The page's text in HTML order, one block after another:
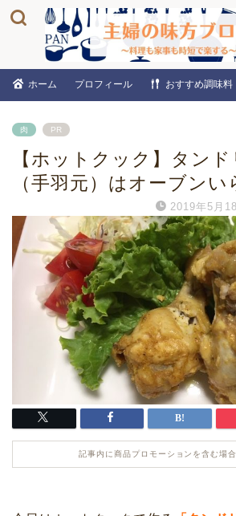
ホーム プロフィール おすすめ調味料
肉 PR
【ホットクック】タン
（手羽元）はオーブン
2019年5月
記事内に商品プロモーションを含む場